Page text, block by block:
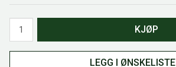
KJØP
LEGG I ØNSKELISTE